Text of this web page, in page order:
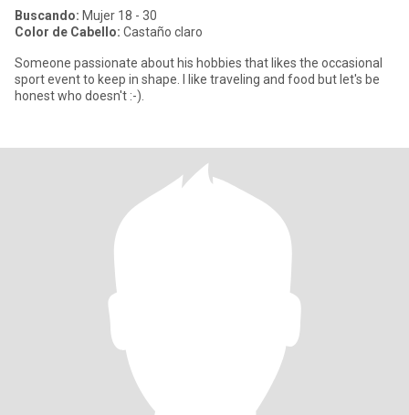
Buscando: Mujer 18 - 30
Color de Cabello: Castaño claro
Someone passionate about his hobbies that likes the occasional
sport event to keep in shape. I like traveling and food but let's be
honest who doesn't :-).